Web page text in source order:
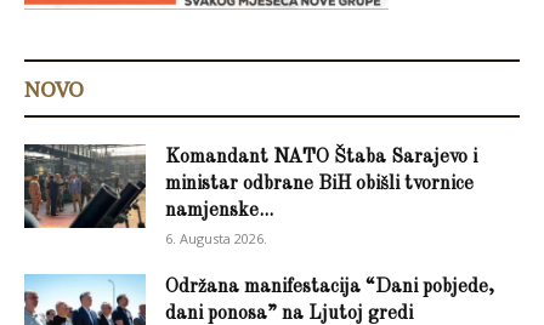
NOVO
Komandant NATO Štaba Sarajevo i
ministar odbrane BiH obišli tvornice
namjenske...
6. Augusta 2026.
Održana manifestacija “Dani pobjede,
dani ponosa” na Ljutoj gredi